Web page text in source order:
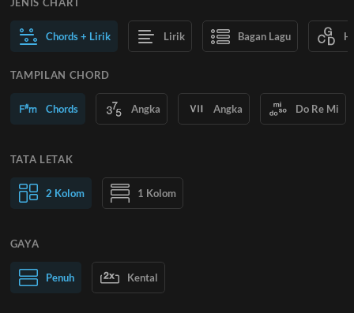
JENIS CHART
Chords + Lirik Lirik Bagan Lagu
TAMPILAN CHORD
Chords Angka Angka Do Re Mi
TATA LETAK
2 Kolom 1 Kolom
Teks Normal Teks Besar
GAYA
Penuh Kental